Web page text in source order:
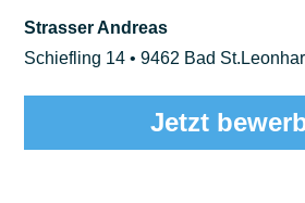
Strasser Andreas
Schiefling 14 • 9462 Bad
Jetzt